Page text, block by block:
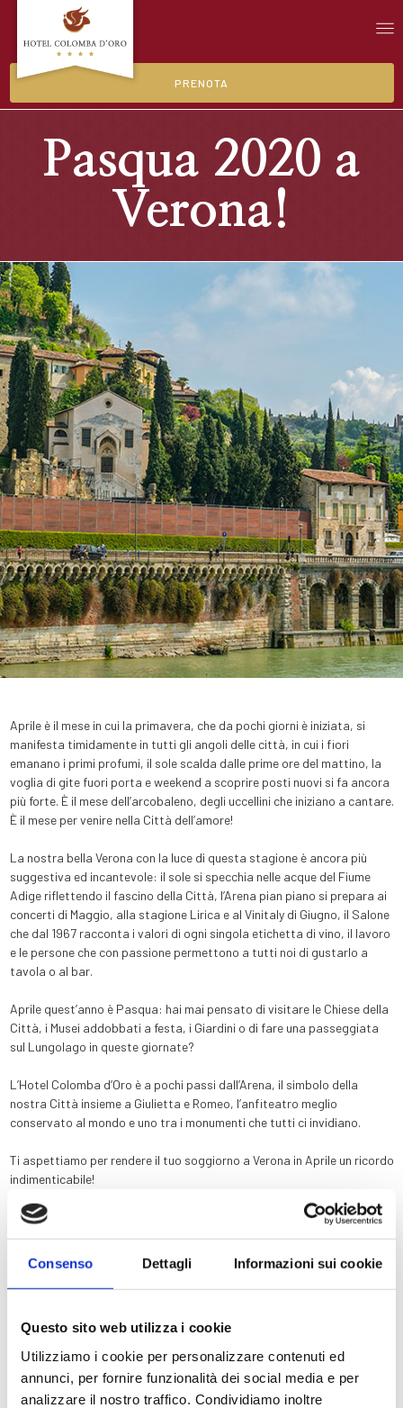
Consenso Dettagli Informazioni sui cookie
Questo sito web utilizza i cookie
Utilizziamo i cookie per personalizzare contenuti ed
annunci, per fornire funzionalità dei social media e per
analizzare il nostro traffico. Condividiamo inoltre
PRENOTA
Pasqua 2020 a
Verona!
Aprile è il mese in cui la primavera, che da pochi giorni è iniziata, si
manifesta timidamente in tutti gli angoli delle città, in cui i fiori
emanano i primi profumi, il sole scalda dalle prime ore del mattino, la
voglia di gite fuori porta e weekend a scoprire posti nuovi si fa ancora
più forte. È il mese dell’arcobaleno, degli uccellini che iniziano a cantare.
È il mese per venire nella Città dell’amore!
La nostra bella Verona con la luce di questa stagione è ancora più
suggestiva ed incantevole: il sole si specchia nelle acque del Fiume
Adige riflettendo il fascino della Città, l’Arena pian piano si prepara ai
concerti di Maggio, alla stagione Lirica e al Vinitaly di Giugno, il Salone
che dal 1967 racconta i valori di ogni singola etichetta di vino, il lavoro
e le persone che con passione permettono a tutti noi di gustarlo a
tavola o al bar.
Aprile quest’anno è Pasqua: hai mai pensato di visitare le Chiese della
Città, i Musei addobbati a festa, i Giardini o di fare una passeggiata
sul Lungolago in queste giornate?
L’Hotel Colomba d’Oro è a pochi passi dall’Arena, il simbolo della
nostra Città insieme a Giulietta e Romeo, l’anfiteatro meglio
conservato al mondo e uno tra i monumenti che tutti ci invidiano.
Ti aspettiamo per rendere il tuo soggiorno a Verona in Aprile un ricordo
indimenticabile!
Le Altre Offerte